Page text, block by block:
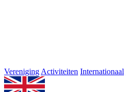
Vereniging Activiteiten Internationaal